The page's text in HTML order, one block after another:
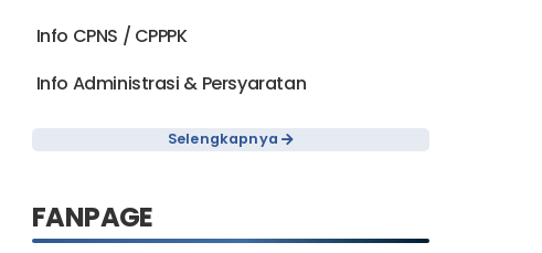
Info CPNS / CPPPK
Info Administrasi & Persyaratan
Selengkapnya
FANPAGE